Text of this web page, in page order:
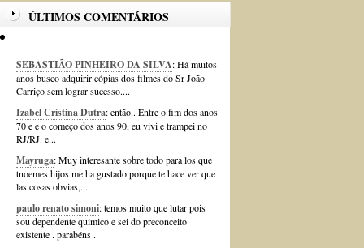
ÚLTIMOS COMENTÁRIOS
SEBASTIÃO PINHEIRO DA SILVA: Há muitos
anos busco adquirir cópias dos filmes do Sr João
Carriço sem lograr sucesso....
Izabel Cristina Dutra: então.. Entre o fim dos anos
70 e e o começo dos anos 90, eu vivi e trampei no
RJ/RJ. e...
Mayruga: Muy interesante sobre todo para los que
tnoemes hijos me ha gustado porque te hace ver que
las cosas obvias,...
paulo renato simoni: temos muito que lutar pois
sou dependente quimico e sei do preconceito
existente . parabéns .